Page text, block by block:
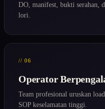
DO, manifest, bukti serahan,
lori.
// 06
Operator
Team profesional uruskan
SOP keselamatan tinggi.